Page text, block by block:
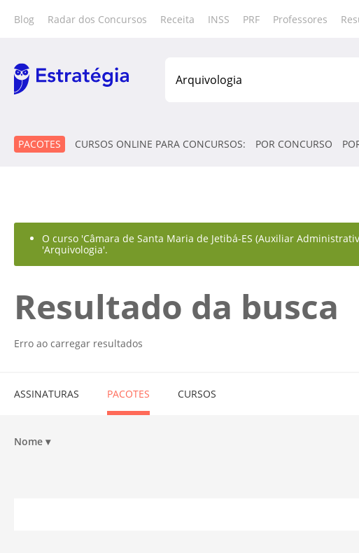
Blog Radar dos Concursos Receita INSS PRF Professores
PACOTES CURSOS ONLINE PARA CONCURSOS: POR CONCURSO
O curso 'Câmara de Santa Maria de Jetibá-ES (Auxiliar
'Arquivologia'.
Resultado da busca
Erro ao carregar resultados
ASSINATURAS PACOTES CURSOS
Nome ▾